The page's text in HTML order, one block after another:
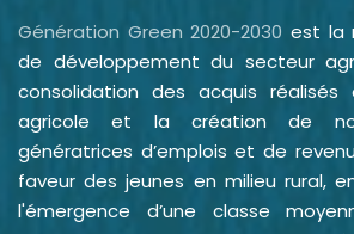
Génération Green 2020-2030 est la
de développement du secteur
consolidation des acquis réalisés
agricole et la création de
génératrices d’emplois et de
faveur des jeunes en milieu rural,
l'émergence d’une classe